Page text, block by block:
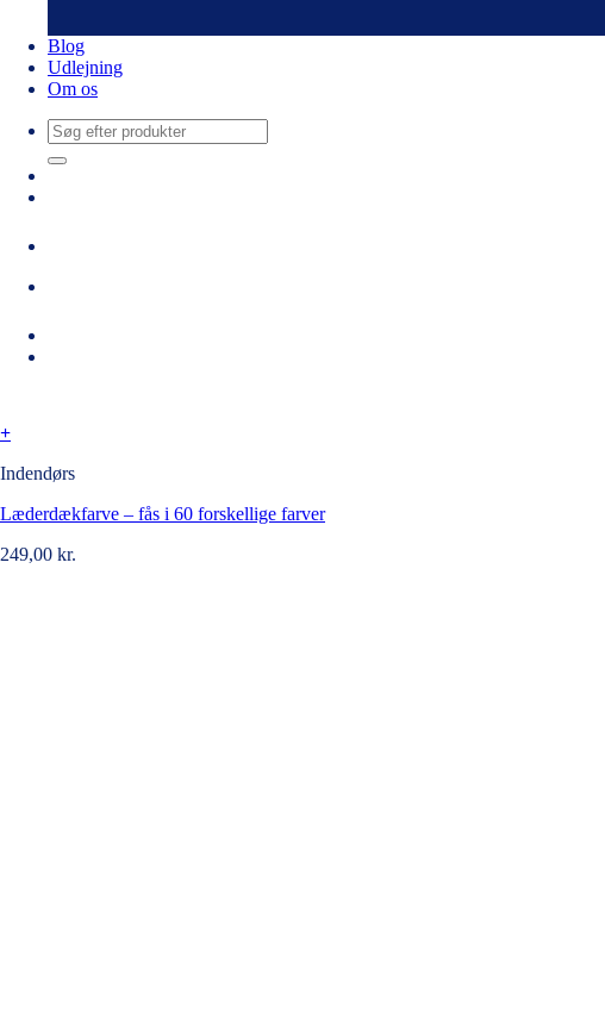
Blog
Udlejning
Om os
Søg
efter:
+
Indendørs
Læderdækfarve – fås i 60 forskellige farver
249,00 kr.